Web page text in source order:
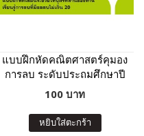
แบบฝึกหัดคณิตศาสตร์คุมอง
การลบ ระดับประถมศึกษาปี
ที่ 1
100 บาท
หยิบใส่ตะกร้า